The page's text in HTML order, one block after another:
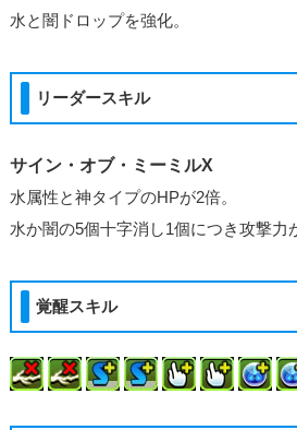
水と闇ドロップを強化。
リーダースキル
サイン・オブ・ミーミルX
水属性と神タイプのHPが2倍。
水か闇の5個十字消し1個につき攻撃力
覚醒スキル